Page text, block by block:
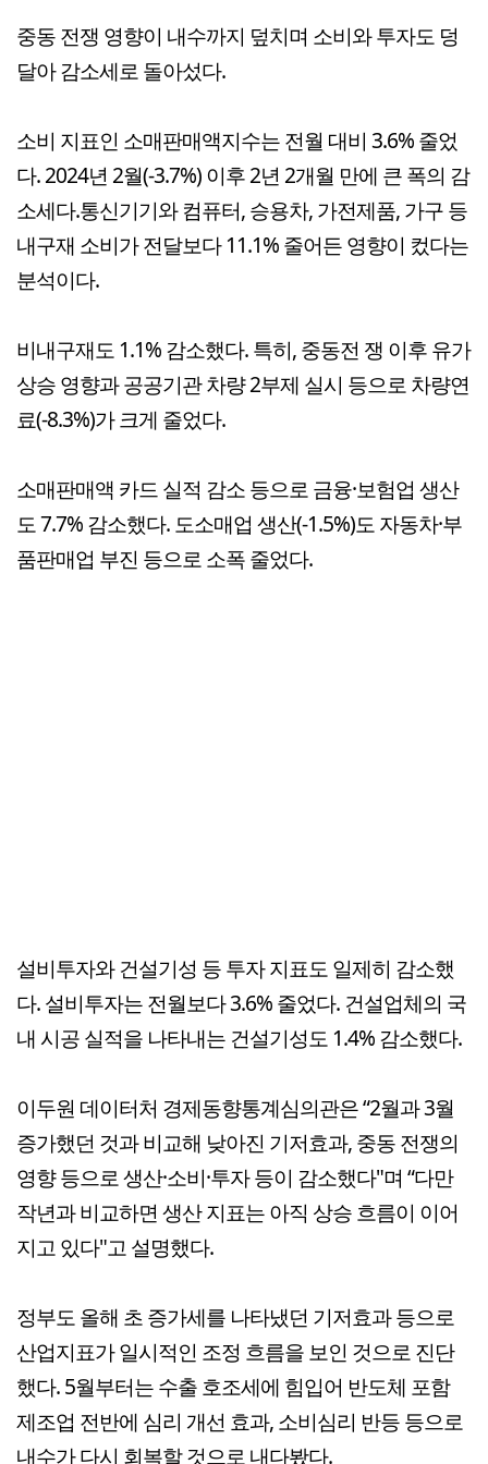
중동 전쟁 영향이 내수까지 덮치며 소비와 투자도 덩
달아 감소세로 돌아섰다.
소비 지표인 소매판매액지수는 전월 대비 3.6% 줄었
다. 2024년 2월(-3.7%) 이후 2년 2개월 만에 큰 폭의 감
소세다.통신기기와 컴퓨터, 승용차, 가전제품, 가구 등
내구재 소비가 전달보다 11.1% 줄어든 영향이 컸다는
분석이다.
비내구재도 1.1% 감소했다. 특히, 중동전 쟁 이후 유가
상승 영향과 공공기관 차량 2부제 실시 등으로 차량연
료(-8.3%)가 크게 줄었다.
소매판매액 카드 실적 감소 등으로 금융·보험업 생산
도 7.7% 감소했다. 도소매업 생산(-1.5%)도 자동차·부
품판매업 부진 등으로 소폭 줄었다.
설비투자와 건설기성 등 투자 지표도 일제히 감소했
다. 설비투자는 전월보다 3.6% 줄었다. 건설업체의 국
내 시공 실적을 나타내는 건설기성도 1.4% 감소했다.
이두원 데이터처 경제동향통계심의관은 “2월과 3월
증가했던 것과 비교해 낮아진 기저효과, 중동 전쟁의
영향 등으로 생산·소비·투자 등이 감소했다"며 “다만
작년과 비교하면 생산 지표는 아직 상승 흐름이 이어
지고 있다"고 설명했다.
정부도 올해 초 증가세를 나타냈던 기저효과 등으로
산업지표가 일시적인 조정 흐름을 보인 것으로 진단
했다. 5월부터는 수출 호조세에 힘입어 반도체 포함
제조업 전반에 심리 개선 효과, 소비심리 반등 등으로
내수가 다시 회복할 것으로 내다봤다.